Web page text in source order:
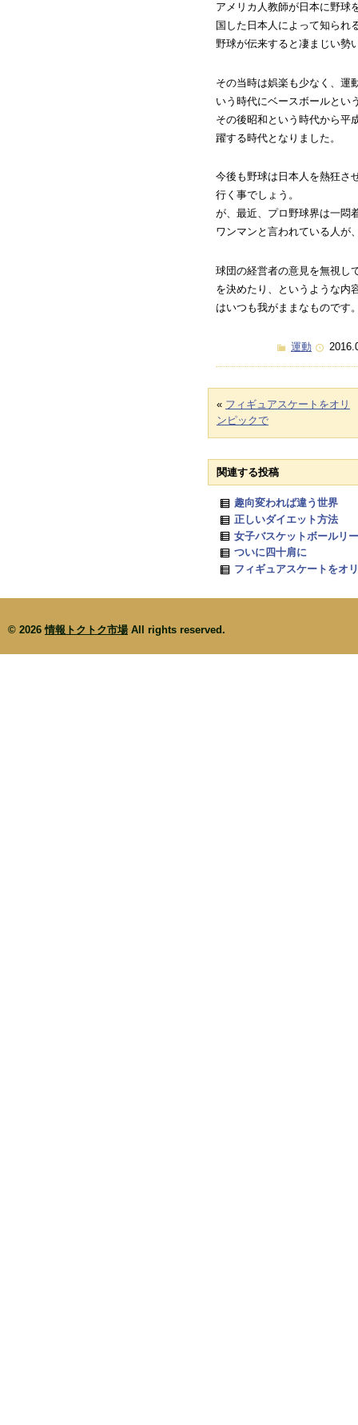
アメリカ人教師が日本に野球
国した日本人によって知られ
野球が伝来すると凄まじい勢
その当時は娯楽も少なく、運
いう時代にベースボールとい
その後昭和という時代から平
躍する時代となりました。
今後も野球は日本人を熱狂さ
行く事でしょう。
が、最近、プロ野球界は一悶
ワンマンと言われている人が
球団の経営者の意見を無視し
を決めたり、というような内
はいつも我がままなものです
運動
« フィギュアスケートをオリ
ンピックで
関連する投稿
趣向変われば違う世界
正しいダイエット方法
女子バスケットボールリ
ついに四十肩に
フィギュアスケートをオ
© 2026情報トクトク市場 All rights reserved.